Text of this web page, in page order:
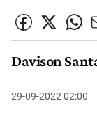
Davison
29-09-2022 02:00